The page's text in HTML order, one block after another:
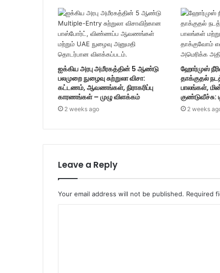
ஐக்கிய அரபு அமீரகத்தின் 5 ஆண்டு
பலமுறை நுழைவு சுற்றுலா விசா:
கட்டணம், ஆவணங்கள், நிராகரிப்பு
காரணங்கள் – முழு விளக்கம்
2 weeks ago
ஹோர்முஸ்
தாக்குதல்
பாலங்கள்,
குண்டுவீச்சு:
2 weeks
Leave a Reply
Your email address will not be published. Required